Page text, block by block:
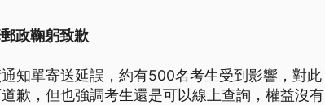
政鞠躬致歉
知單寄送延誤，約有500名考生受到影響，對此
歉，但也強調考生還是可以線上查詢，權益沒有